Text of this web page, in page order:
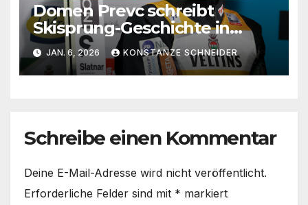
Domen Prevc schreibt
Skisprung-Geschichte in
Bischofshofen
JAN. 6, 2026 KONSTANZE SCHNEIDER
Schreibe einen Kommentar
Deine E-Mail-Adresse wird nicht veröffentlicht.
Erforderliche Felder sind mit * markiert